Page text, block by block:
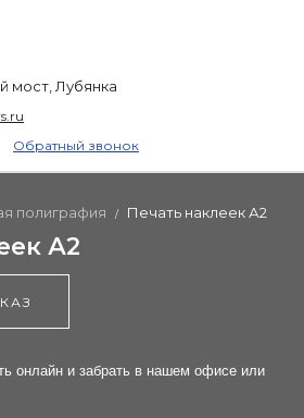
мост, Лубянка
Обратный звонок
полиграфия / Печать наклеек А2
А2
онлайн и забрать в нашем офисе или